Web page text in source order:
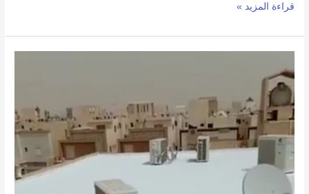
قراءة المزيد »
عزل
أسطح
بالرياض